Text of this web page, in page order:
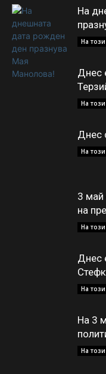
На
На
Днес
На
Днес
На
3 май
на
На
Днес
На
На 3
На